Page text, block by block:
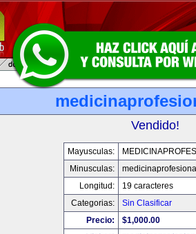
Vendido!
Mayusculas:
Minusculas:
Longitud:
19 caracteres
Categorias:
Sin Clasificar
Precio:
$1,000.00